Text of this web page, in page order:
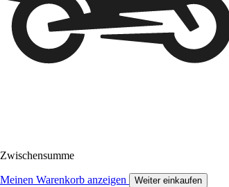
Zwischensumme
Meinen Warenkorb anzeigen Weiter einkaufen